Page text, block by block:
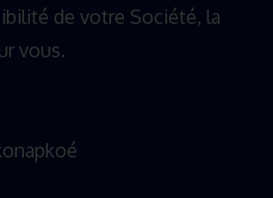
de votre Société, la
vous.